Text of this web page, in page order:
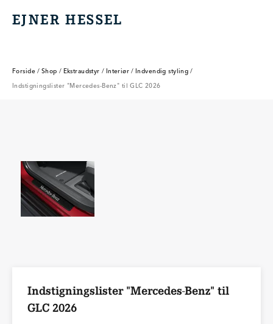
EJNER HESSEL
EJNER HESSEL
Forside / Shop / Ekstraudstyr / Interiør / Indvendig styling /
Indstigningslister "Mercedes-Benz" til GLC 2026
Indstigningslister "Mercedes-Benz" til
GLC 2026